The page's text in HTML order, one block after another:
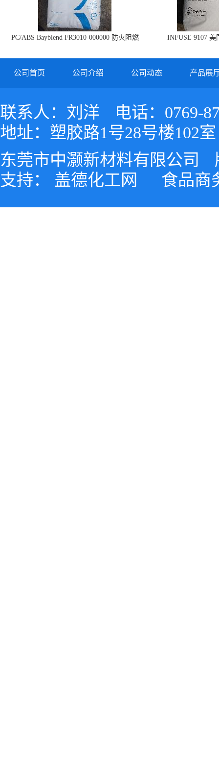
PC/ABS Bayblend FR3010-000000 防火阻燃
INFUSE 9107 美
公司首页 公司介绍 公司动态 产品展
联系人：刘洋
电话：0769-
地址：塑胶路1号28号楼102室
东莞市中灏新材料有限公司
支持： 盖德化工网 食品商